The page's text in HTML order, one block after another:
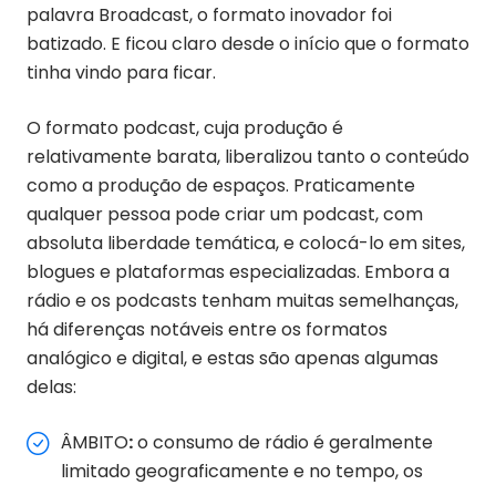
palavra Broadcast, o formato inovador foi
batizado. E ficou claro desde o início que o formato
tinha vindo para ficar.
O formato podcast, cuja produção é
relativamente barata, liberalizou tanto o conteúdo
como a produção de espaços. Praticamente
qualquer pessoa pode criar um podcast, com
absoluta liberdade temática, e colocá-lo em sites,
blogues e plataformas especializadas. Embora a
rádio e os podcasts tenham muitas semelhanças,
há diferenças notáveis entre os formatos
analógico e digital, e estas são apenas algumas
delas:
ÂMBITO:o consumo de rádio é geralmente
limitado geograficamente e no tempo, os